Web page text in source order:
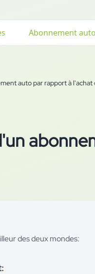
Abonnement auto
auto par rapport à l'achat
des deux mondes: